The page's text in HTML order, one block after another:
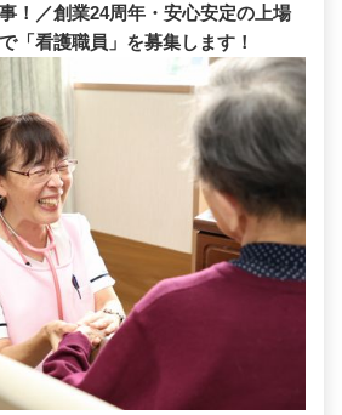
！／創業24周年・安心安定の上場
「看護職員」を募集します！